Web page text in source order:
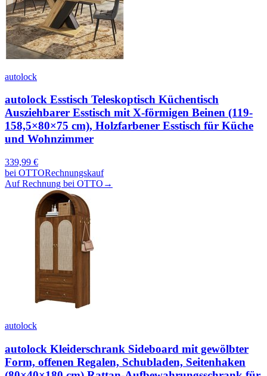
autolock
autolock Esstisch Teleskoptisch Küchentisch
Ausziehbarer Esstisch mit X-förmigen Beinen (119-
158,5×80×75 cm), Holzfarbener Esstisch für Küche
und Wohnzimmer
339,99 €
bei OTTORechnungskauf
Auf Rechnung bei OTTO →
autolock
autolock Kleiderschrank Sideboard mit gewölbter
Form, offenen Regalen, Schubladen, Seitenhaken